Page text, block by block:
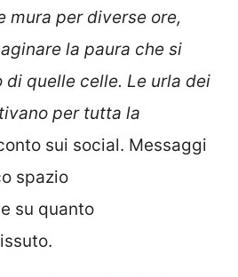
mura per diverse ore,
la paura che si
di quelle celle. Le urla dei
per tutta la
sui social. Messaggi
spazio
su quanto